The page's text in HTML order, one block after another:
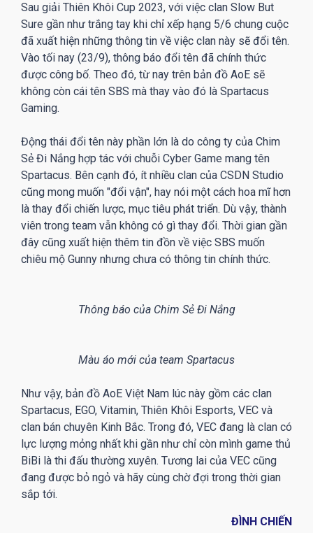
Sau giải Thiên Khôi Cup 2023, với việc clan Slow But
Sure gần như trắng tay khi chỉ xếp hạng 5/6 chung cuộc
đã xuất hiện những thông tin về việc clan này sẽ đổi tên.
Vào tối nay (23/9), thông báo đổi tên đã chính thức
được công bố. Theo đó, từ nay trên bản đồ AoE sẽ
không còn cái tên SBS mà thay vào đó là Spartacus
Gaming.
Động thái đổi tên này phần lớn là do công ty của Chim
Sẻ Đi Nắng hợp tác với chuỗi Cyber Game mang tên
Spartacus. Bên cạnh đó, ít nhiều clan của CSDN Studio
cũng mong muốn "đổi vận", hay nói một cách hoa mĩ hơn
là thay đổi chiến lược, mục tiêu phát triển. Dù vậy, thành
viên trong team vẫn không có gì thay đổi. Thời gian gần
đây cũng xuất hiện thêm tin đồn về việc SBS muốn
chiêu mộ Gunny nhưng chưa có thông tin chính thức.
Thông báo của Chim Sẻ Đi Nắng
Màu áo mới của team Spartacus
Như vậy, bản đồ AoE Việt Nam lúc này gồm các clan
Spartacus, EGO, Vitamin, Thiên Khôi Esports, VEC và
clan bán chuyên Kinh Bắc. Trong đó, VEC đang là clan có
lực lượng mỏng nhất khi gần như chỉ còn mình game thủ
BiBi là thi đấu thường xuyên. Tương lai của VEC cũng
đang được bỏ ngỏ và hãy cùng chờ đợi trong thời gian
sắp tới.
ĐÌNH CHIẾN